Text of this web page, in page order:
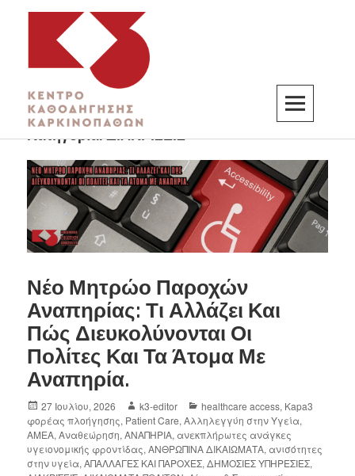
K3
ΚΕΝΤΡΟ ΚΑΘΟΔΗΓΗΣΗΣ ΚΑΡΚΙΝΟΠΑΘΩΝ
Κατηγορία:ΔΙΑΚΡΙΣΕΙΣ
Νέο Μητρώο Παροχών
Αναπηρίας: Τι Αλλάζει Και
Πώς Διευκολύνονται Οι
Πολίτες Και Τα Άτομα Με
Αναπηρία.
27 Ιουλίου, 2026 k3-editor healthcare access, Kapa3
φορέας πλοήγησης, Patient Care,Αλληλεγγύη στην Υγεία,
ΑΜΕΑ,Αναθεώρηση,ΑΝΑΠΗΡΙΑ, ανεκπλήρωτες ανάγκες
υγειονομικής φροντίδας,ΑΝΘΡΩΠΙΝΑ ΔΙΚΑΙΩΜΑΤΑ, ανισότητες
στην υγεία,ΑΠΑΛΛΑΓΕΣ ΚΑΙ ΠΑΡΟΧΕΣ,ΔΗΜΟΣΙΕΣ ΥΠΗΡΕΣΙΕΣ,